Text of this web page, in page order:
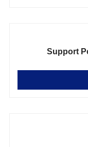
Support